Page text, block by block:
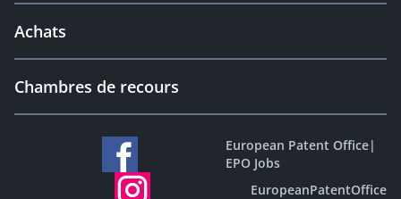
Achats
Chambres de recours
European Patent Office|
EPO Jobs
EuropeanPatentOffice